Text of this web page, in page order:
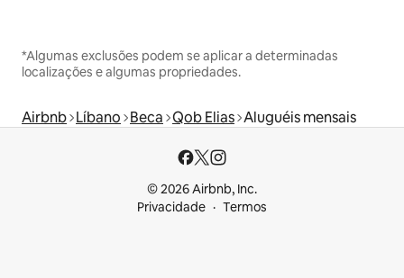
*Algumas exclusões podem se aplicar a determinadas
localizações e algumas propriedades.
Airbnb Líbano Beca Qob Elias Aluguéis mensais
© 2026 Airbnb, Inc.
Privacidade
Termos